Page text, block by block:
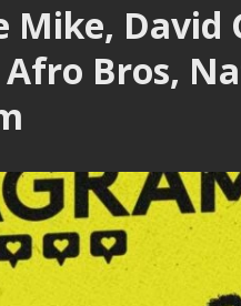
Mike, David
Afro Bros,